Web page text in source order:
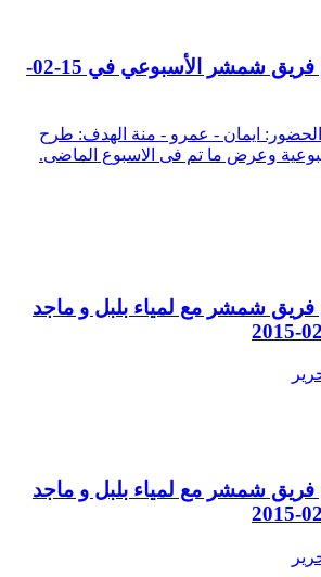
محضر:اجتماع فريق شمشر الأسبوعي في 15-02-
ايمان - عمرو - منة الهدف: طرح
وعرض ما تم فى الاسبوع الماضى.
شمشر مع لمياء بلبل و ماجد
شمشر مع لمياء بلبل و ماجد